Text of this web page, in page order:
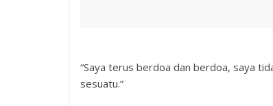
“Saya terus berdoa dan berdoa, saya
sesuatu.”